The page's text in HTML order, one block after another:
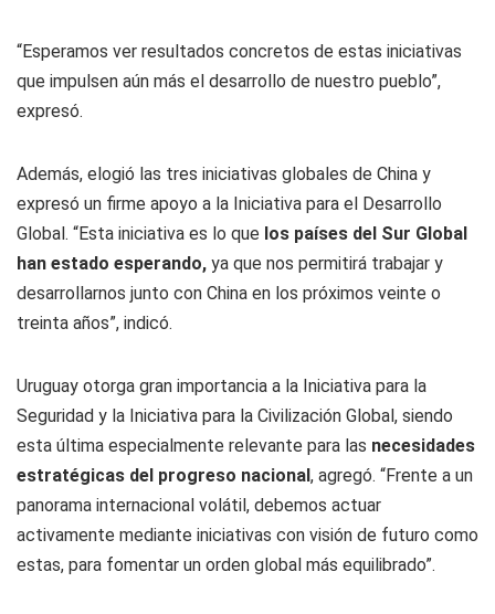
“Esperamos ver resultados concretos de estas iniciativas
que impulsen aún más el desarrollo de nuestro pueblo”,
expresó.
Además, elogió las tres iniciativas globales de China y
expresó un firme apoyo a la Iniciativa para el Desarrollo
Global. “Esta iniciativa es lo que los países del Sur Global
han estado esperando, ya que nos permitirá trabajar y
desarrollarnos junto con China en los próximos veinte o
treinta años”, indicó.
Uruguay otorga gran importancia a la Iniciativa para la
Seguridad y la Iniciativa para la Civilización Global, siendo
esta última especialmente relevante para las necesidades
estratégicas del progreso nacional, agregó. “Frente a un
panorama internacional volátil, debemos actuar
activamente mediante iniciativas con visión de futuro como
estas, para fomentar un orden global más equilibrado”.